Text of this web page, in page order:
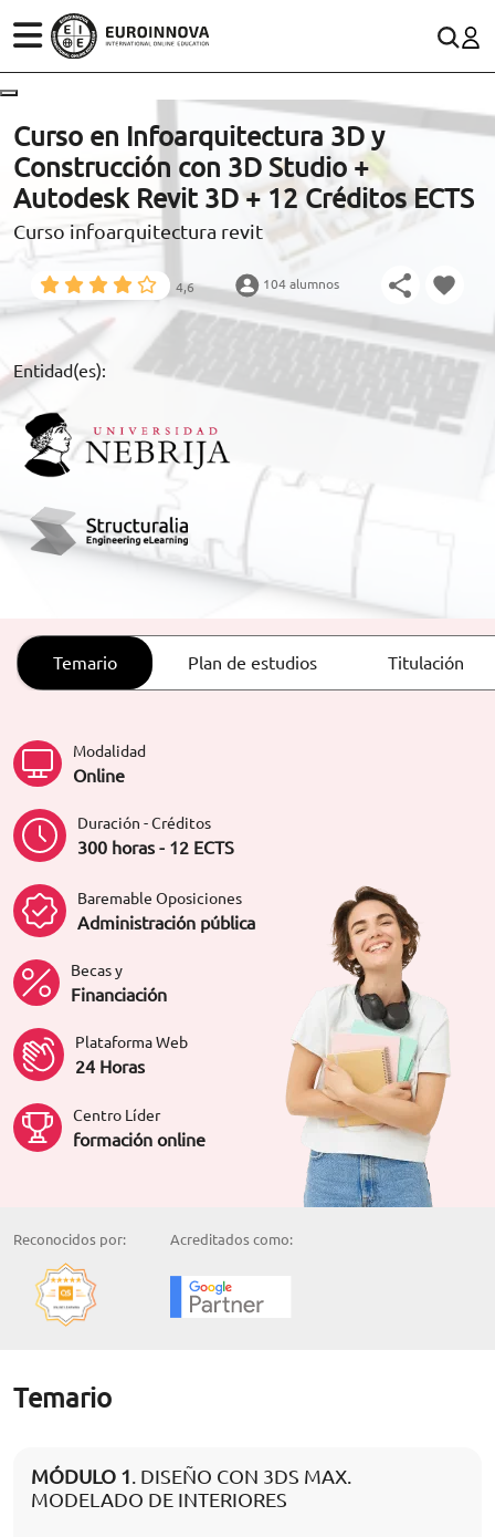
ESTUDIOS
CONOCE EUROINNOVA
BECAS Y FINANCIACIÓN
RECURSOS EDUCATIVOS
ARTÍCULOS
ORIENTACIÓN LABORAL
ES
(+34)958 050 200(gratuito en España)
900 831 200
formacion@euroinnova.com
TRABAJA CON NOSOTROS
Curso en Infoarquitectura 3D y
Construcción con 3D Studio +
Autodesk Revit 3D + 12 Créditos ECTS
Curso infoarquitectura revit
4,6 104 alumnos
Entidad(es):
Temario Plan de estudios Titulación
Modalidad
Online
Duración - Créditos
300 horas - 12 ECTS
Baremable Oposiciones
Administración pública
Becas y
Financiación
Plataforma Web
24 Horas
Centro Líder
formación online
Reconocidos por: Acreditados como:
Temario
MÓDULO 1. DISEÑO CON 3DS MAX.
MODELADO DE INTERIORES